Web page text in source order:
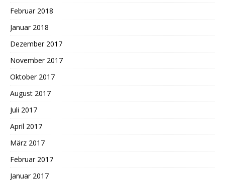
Februar 2018
Januar 2018
Dezember 2017
November 2017
Oktober 2017
August 2017
Juli 2017
April 2017
März 2017
Februar 2017
Januar 2017